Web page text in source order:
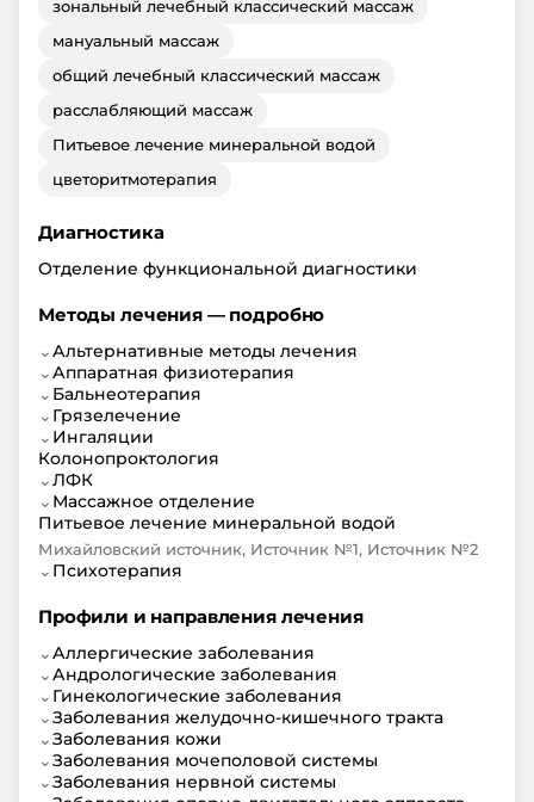
зональный лечебный классический массаж
мануальный массаж
общий лечебный классический массаж
расслабляющий массаж
Питьевое лечение минеральной водой
цветоритмотерапия
Диагностика
Отделение функциональной диагностики
Методы лечения — подробно
⌄Альтернативные методы лечения
⌄Аппаратная физиотерапия
⌄ Бальнеотерапия
⌄ Грязелечение
⌄ Ингаляции
Колонопроктология
⌄ЛФК
⌄ Массажное отделение
Питьевое лечение минеральной водой
Михайловский источник, Источник №1, Источник №2
⌄ Психотерапия
Профили и направления лечения
⌄Аллергические заболевания
⌄Андрологические заболевания
⌄ Гинекологические заболевания
⌄Заболевания желудочно-кишечного тракта
⌄Заболевания кожи
⌄Заболевания мочеполовой системы
⌄Заболевания нервной системы